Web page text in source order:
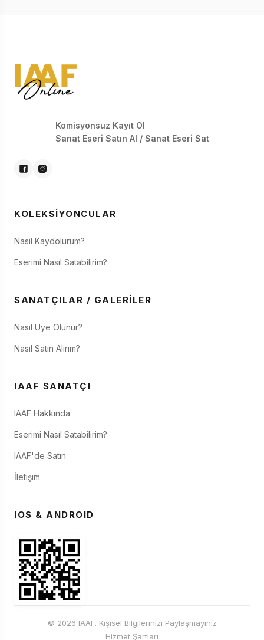
Komisyonsuz Kayıt Ol
Sanat Eseri Satın Al / Sanat Eseri Sat
KOLEKSIYONCULAR
Nasıl Kaydolurum?
Eserimi Nasıl Satabilirim?
SANATÇILAR / GALERILER
Nasıl Üye Olunur?
Nasıl Satın Alırım?
IAAF SANATÇI
IAAF Hakkında
Eserimi Nasıl Satabilirim?
IAAF'de Satın
İletişim
IOS & ANDROID
© 2026 IAAF. Kişisel Bilgilerinizi Paylaşmayınız
Hizmet Şartları